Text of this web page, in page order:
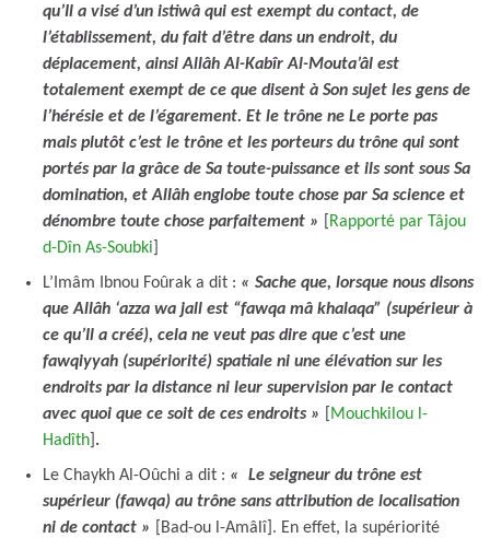
qu’Il a visé d’un istiwâ qui est exempt du contact, de
l’établissement, du fait d’être dans un endroit, du
déplacement, ainsi Allâh Al-Kabîr Al-Mouta’âl est
totalement exempt de ce que disent à Son sujet les gens de
l’hérésie et de l’égarement. Et le trône ne Le porte pas
mais plutôt c’est le trône et les porteurs du trône qui sont
portés par la grâce de Sa toute-puissance et ils sont sous Sa
domination, et Allâh englobe toute chose par Sa science et
dénombre toute chose parfaitement »
Rapporté par Tâjou
d-Dîn As-Soubki
L’Imâm Ibnou Foûrak a dit : « Sache que, lorsque nous disons
que Allâh ‘azza wa jall est “fawqa mâ khalaqa” (supérieur à
ce qu’Il a créé), cela ne veut pas dire que c’est une
fawqiyyah (supériorité) spatiale ni une élévation sur les
endroits par la distance ni leur supervision par le contact
avec quoi que ce soit de ces endroits »
Mouchkilou l-
Hadîth .
Le Chaykh Al-Oûchi a dit : « Le seigneur du trône est
supérieur (fawqa) au trône sans attribution de localisation
ni de contact »
[Bad-ou l-Amâlî]. En effet, la supériorité